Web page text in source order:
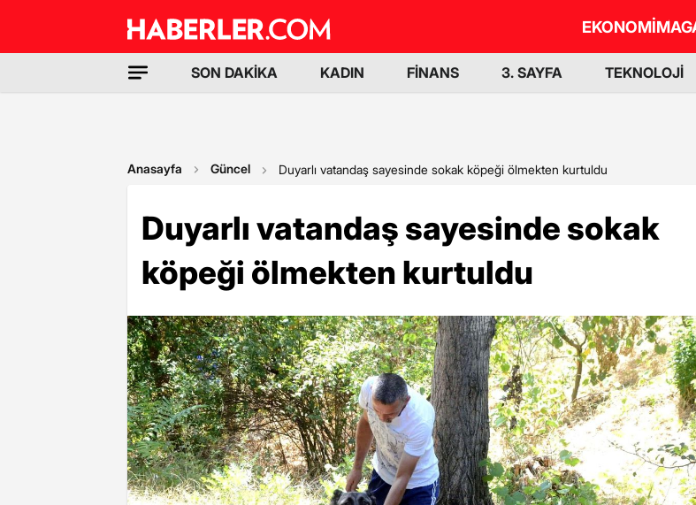
EKONOMİ
SON DAKİKA KADIN FİNANS 3. SAYFA TEKNOLOJİ
Anasayfa Güncel Duyarlı vatandaş sayesinde sokak köpeği ölmekten kurtuldu
Duyarlı vatandaş sayesinde sokak
köpeği ölmekten kurtuldu